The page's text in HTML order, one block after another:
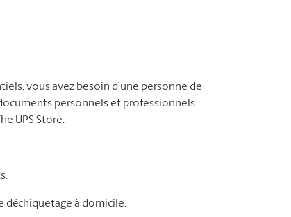
vous avez besoin d’une personne de
personnels et professionnels
UPS Store.
déchiquetage à domicile.